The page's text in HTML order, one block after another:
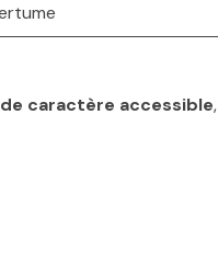
caractère accessible